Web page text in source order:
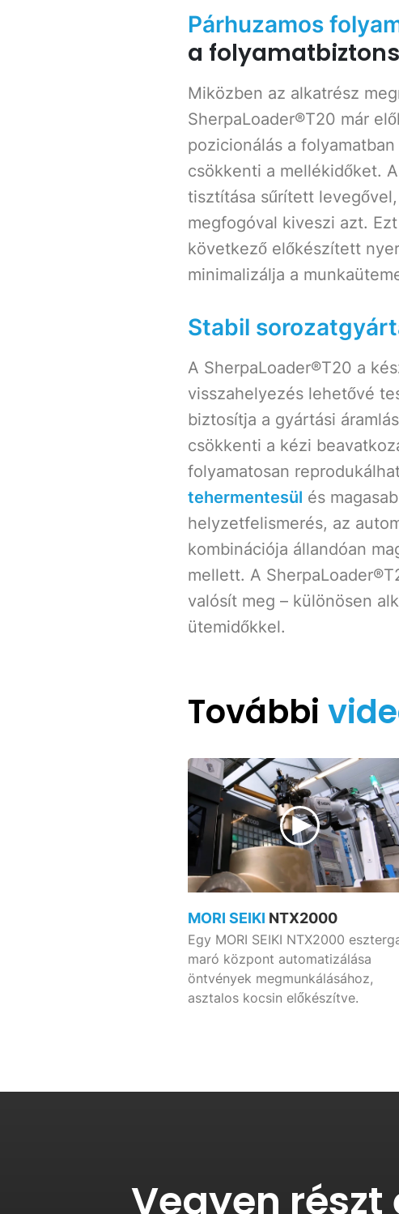
Párhuzamos
a
Miközben az alkatrész
SherpaLoader®T20 már
pozicionálás a
csökkenti a mellékidőket.
tisztítása sűrített
megfogóval kiveszi azt.
következő előkészített
minimalizálja a
Stabil
A SherpaLoader®T20 a
visszahelyezés lehetővé
biztosítja a gyártási
csökkenti a kézi
folyamatosan
tehermentesül és
helyzetfelismerés, az
kombinációja állandóan
mellett. A
valósít meg – különösen
ütemidőkkel.
További
MORI SEIKI NTX2000
Egy MORI SEIKI NTX2000
maró központ automatizálása
öntvények megmunkálásához,
asztalos kocsin előkészítve.
Vegyen részt